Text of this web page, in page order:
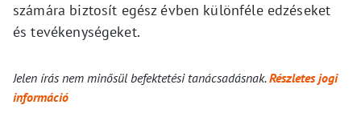
számára biztosít egész évben különféle edzéseket
és tevékenységeket.
Jelen írás nem minősül befektetési tanácsadásnak.Részletes jogi
információ